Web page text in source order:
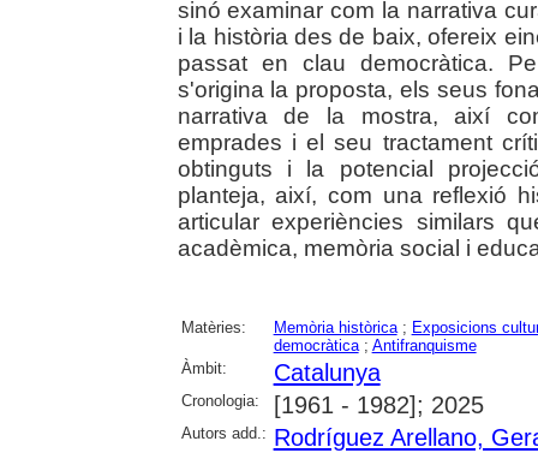
sinó examinar com la narrativa
i la història des de baix, ofereix
passat en clau democràtica.
s'origina la proposta, els seus
narrativa de la mostra, així
emprades i el seu tractament
obtinguts i la potencial
planteja, així, com una reflexió
articular experiències similars
acadèmica, memòria social i
Matèries: Memòria històrica; Exposicions
democràtica; Antifranquisme
Àmbit:
Catalunya
Cronologia: [1961 - 1982]; 2025
Autors add.: Rodríguez Arellano,